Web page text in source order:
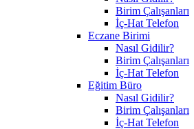
Birim Çalışanları
İç-Hat Telefon
Eczane Birimi
Nasıl Gidilir?
Birim Çalışanları
İç-Hat Telefon
Eğitim Büro
Nasıl Gidilir?
Birim Çalışanları
İç-Hat Telefon